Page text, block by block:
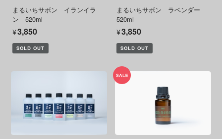
まるいちサボン イランイラ
ン 520ml
¥3,850
SOLD OUT
まるいちサボン ラベンダー
520ml
¥3,850
SOLD OUT